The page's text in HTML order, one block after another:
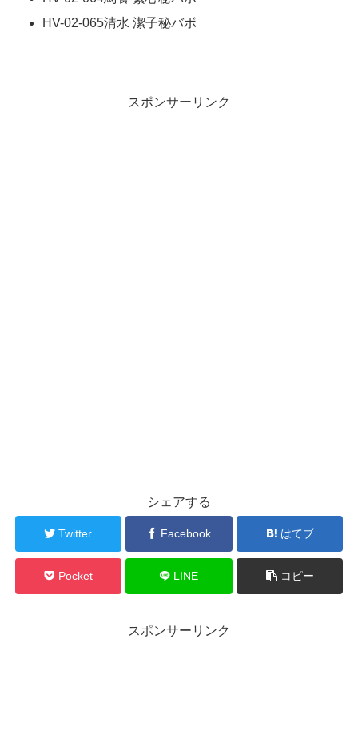
HV-02-065清水 潔子秘バボ
スポンサーリンク
シェアする
Twitter Facebook はてブ
Pocket LINE コピー
スポンサーリンク